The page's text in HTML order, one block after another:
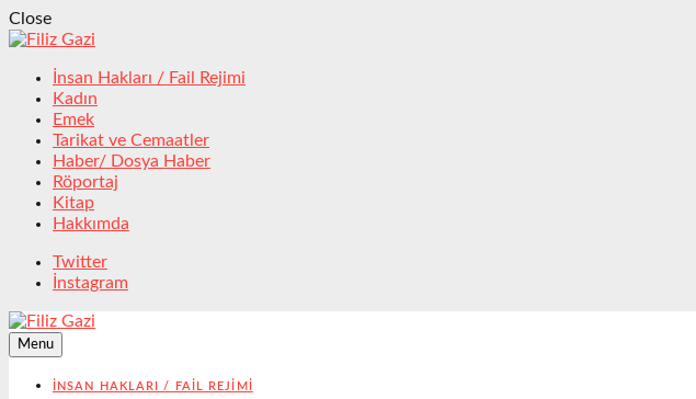
Close
İnsan Hakları / Fail Rejimi
Kadın
Emek
Tarikat ve Cemaatler
Haber/ Dosya Haber
Röportaj
Kitap
Hakkımda
Twitter
İnstagram
Menu
İNSAN HAKLARI / FAIL REJIMI